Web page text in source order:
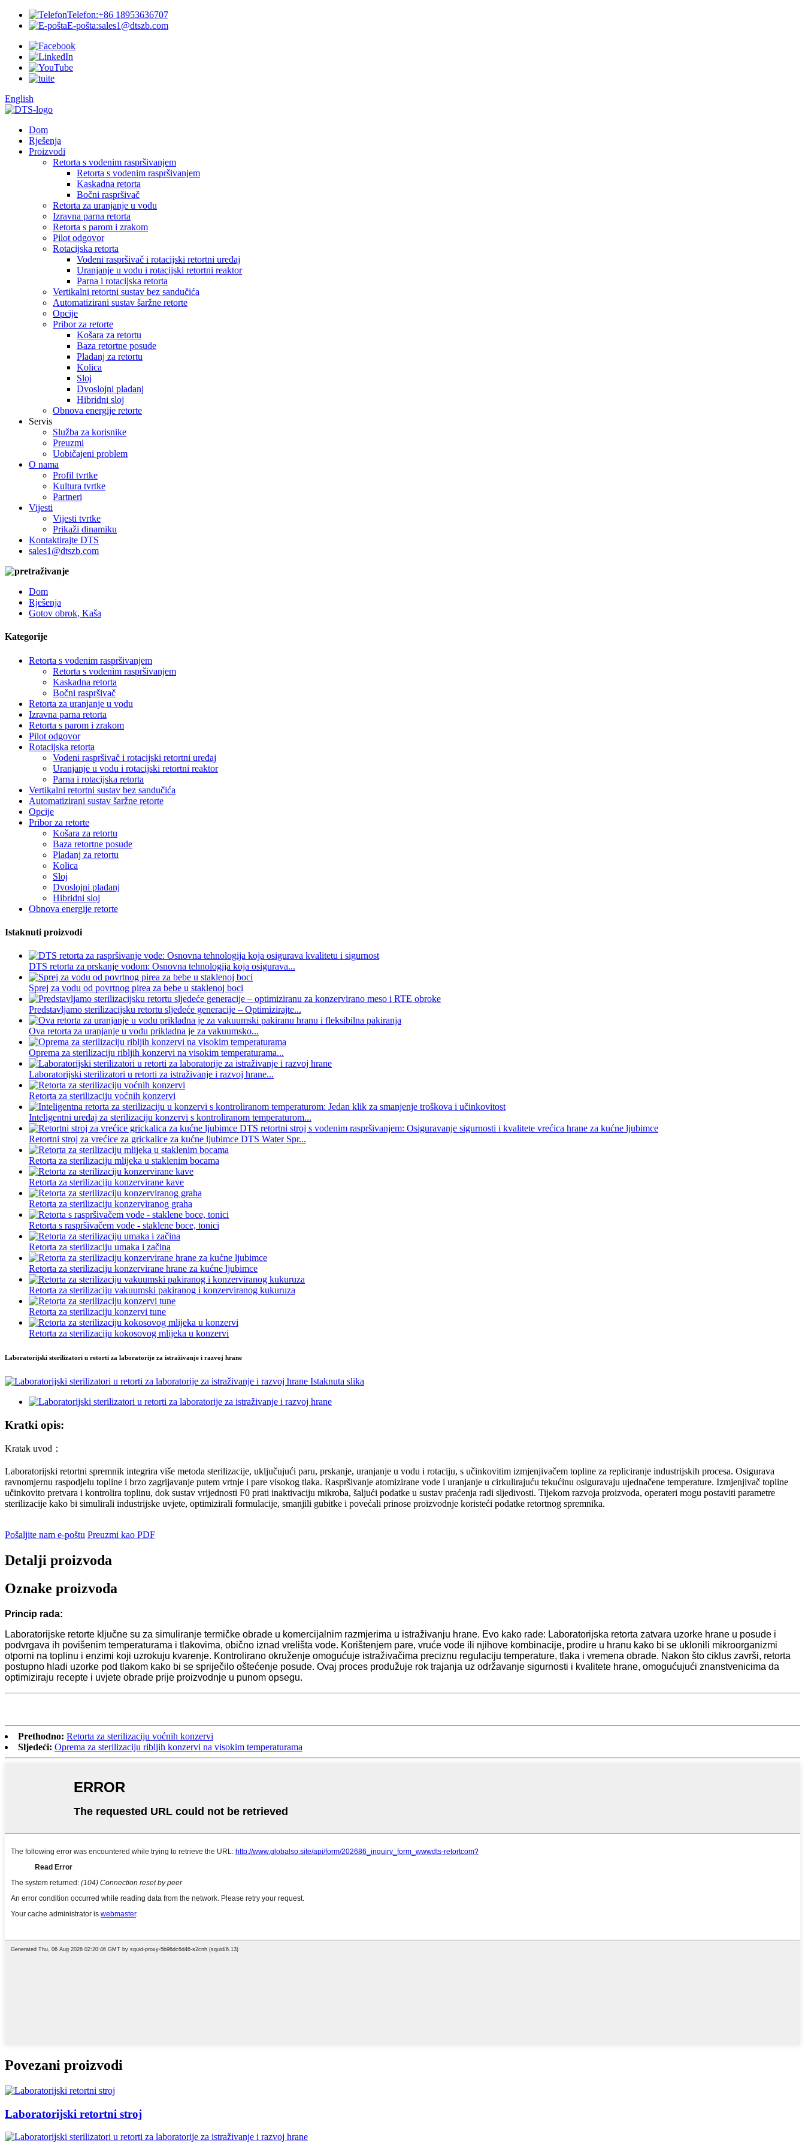
Telefon:+86 18953636707
E-pošta:sales1@dtszb.com
English
Dom
Rješenja
Proizvodi
Retorta s vodenim raspršivanjem
Retorta s vodenim raspršivanjem
Kaskadna retorta
Bočni raspršivač
Retorta za uranjanje u vodu
Izravna parna retorta
Retorta s parom i zrakom
Pilot odgovor
Rotacijska retorta
Vodeni raspršivač i rotacijski retortni uređaj
Uranjanje u vodu i rotacijski retortni reaktor
Parna i rotacijska retorta
Vertikalni retortni sustav bez sandučića
Automatizirani sustav šaržne retorte
Opcije
Pribor za retorte
Košara za retortu
Baza retortne posude
Pladanj za retortu
Kolica
Sloj
Dvoslojni pladanj
Hibridni sloj
Obnova energije retorte
Servis
Služba za korisnike
Preuzmi
Uobičajeni problem
O nama
Profil tvrtke
Kultura tvrtke
Partneri
Vijesti
Vijesti tvrtke
Prikaži dinamiku
Kontaktirajte DTS
sales1@dtszb.com
Dom
Rješenja
Gotov obrok, Kaša
Kategorije
Retorta s vodenim raspršivanjem
Retorta s vodenim raspršivanjem
Kaskadna retorta
Bočni raspršivač
Retorta za uranjanje u vodu
Izravna parna retorta
Retorta s parom i zrakom
Pilot odgovor
Rotacijska retorta
Vodeni raspršivač i rotacijski retortni uređaj
Uranjanje u vodu i rotacijski retortni reaktor
Parna i rotacijska retorta
Vertikalni retortni sustav bez sandučića
Automatizirani sustav šaržne retorte
Opcije
Pribor za retorte
Košara za retortu
Baza retortne posude
Pladanj za retortu
Kolica
Sloj
Dvoslojni pladanj
Hibridni sloj
Obnova energije retorte
Istaknuti proizvodi
DTS retorta za prskanje vodom: Osnovna tehnologija koja osigurava...
Sprej za vodu od povrtnog pirea za bebe u staklenoj boci
Predstavljamo sterilizacijsku retortu sljedeće generacije – Optimizirajte...
Ova retorta za uranjanje u vodu prikladna je za vakuumsko...
Oprema za sterilizaciju ribljih konzervi na visokim temperaturama...
Laboratorijski sterilizatori u retorti za istraživanje i razvoj hrane...
Retorta za sterilizaciju voćnih konzervi
Inteligentni uređaj za sterilizaciju konzervi s kontroliranom temperaturom...
Retortni stroj za vrećice za grickalice za kućne ljubimce DTS Water Spr...
Retorta za sterilizaciju mlijeka u staklenim bocama
Retorta za sterilizaciju konzervirane kave
Retorta za sterilizaciju konzerviranog graha
Retorta s raspršivačem vode - staklene boce, tonici
Retorta za sterilizaciju umaka i začina
Retorta za sterilizaciju konzervirane hrane za kućne ljubimce
Retorta za sterilizaciju vakuumski pakiranog i konzerviranog kukuruza
Retorta za sterilizaciju konzervi tune
Retorta za sterilizaciju kokosovog mlijeka u konzervi
Laboratorijski sterilizatori u retorti za laboratorije za istraživanje i razvoj hrane
Kratki opis:
Kratak uvod：
Laboratorijski retortni spremnik integrira više metoda sterilizacije, uključujući paru, prskanje, uranjanje u vodu i rotaciju, s učinkovitim izmjenjivačem topline za repliciranje industrijskih procesa. Osigurava
ravnomjernu raspodjelu topline i brzo zagrijavanje putem vrtnje i pare visokog tlaka. Raspršivanje atomizirane vode i uranjanje u cirkulirajuću tekućinu osiguravaju ujednačene temperature. Izmjenjivač topline
učinkovito pretvara i kontrolira toplinu, dok sustav vrijednosti F0 prati inaktivaciju mikroba, šaljući podatke u sustav praćenja radi sljedivosti. Tijekom razvoja proizvoda, operateri mogu postaviti parametre
sterilizacije kako bi simulirali industrijske uvjete, optimizirali formulacije, smanjili gubitke i povećali prinose proizvodnje koristeći podatke retortnog spremnika.
Pošaljite nam e-poštu Preuzmi kao PDF
Detalji proizvoda
Oznake proizvoda
Princip rada:
Laboratorijske retorte ključne su za simuliranje termičke obrade u komercijalnim razmjerima u istraživanju hrane. Evo kako rade: Laboratorijska retorta zatvara uzorke hrane u posude i
podvrgava ih povišenim temperaturama i tlakovima, obično iznad vrelišta vode. Korištenjem pare, vruće vode ili njihove kombinacije, prodire u hranu kako bi se uklonili mikroorganizmi
otporni na toplinu i enzimi koji uzrokuju kvarenje. Kontrolirano okruženje omogućuje istraživačima preciznu regulaciju temperature, tlaka i vremena obrade. Nakon što ciklus završi, retorta
postupno hladi uzorke pod tlakom kako bi se spriječilo oštećenje posude. Ovaj proces produžuje rok trajanja uz održavanje sigurnosti i kvalitete hrane, omogućujući znanstvenicima da
optimiziraju recepte i uvjete obrade prije proizvodnje u punom opsegu.
Prethodno: Retorta za sterilizaciju voćnih konzervi
Sljedeći: Oprema za sterilizaciju ribljih konzervi na visokim temperaturama
Povezani proizvodi
Laboratorijski retortni stroj